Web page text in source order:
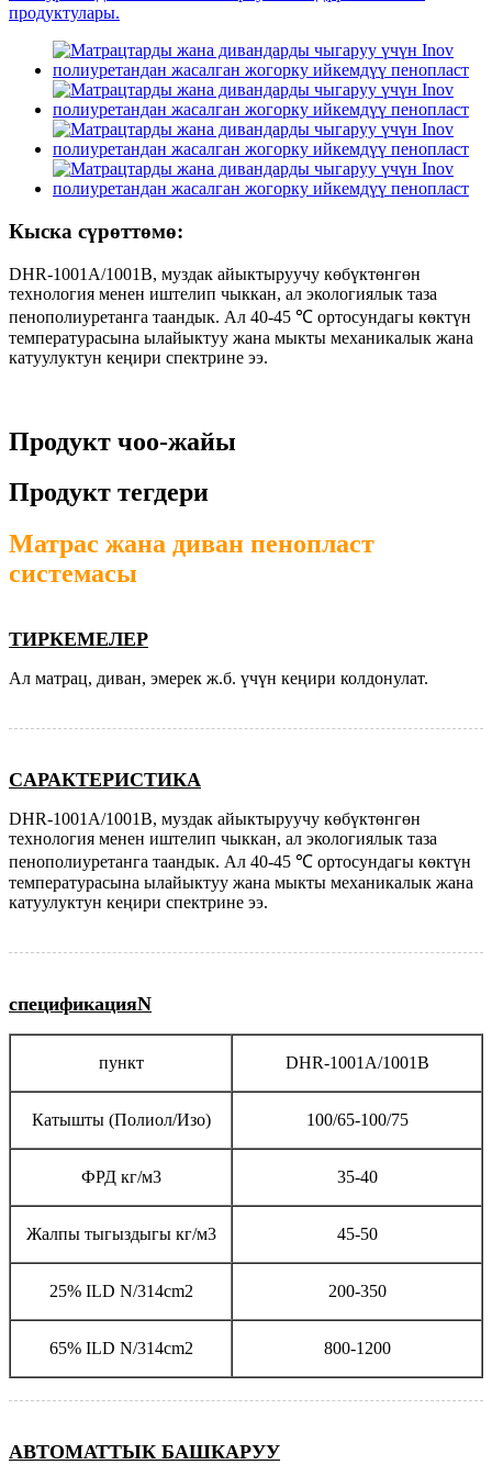
Кыска сүрөттөмө:
DHR-1001A/1001B, муздак айыктыруучу көбүктөнгөн
технология менен иштелип чыккан, ал экологиялык таза
пенополиуретанга таандык. Ал 40-45 ℃ ортосундагы көктүн
температурасына ылайыктуу жана мыкты механикалык жана
катуулуктун кеңири спектрине ээ.
Продукт чоо-жайы
Продукт тегдери
Матрас жана диван пенопласт
системасы
ТИРКЕМЕЛЕР
Ал матрац, диван, эмерек ж.б. үчүн кеңири колдонулат.
CАРАКТЕРИСТИКА
DHR-1001A/1001B, муздак айыктыруучу көбүктөнгөн
технология менен иштелип чыккан, ал экологиялык таза
пенополиуретанга таандык. Ал 40-45 ℃ ортосундагы көктүн
температурасына ылайыктуу жана мыкты механикалык жана
катуулуктун кеңири спектрине ээ.
спецификацияN
пункт DHR-1001A/1001B
Катышты (Полиол/Изо) 100/65-100/75
ФРД кг/м3 35-40
Жалпы тыгыздыгы кг/м3 45-50
25% ILD N/314cm2 200-350
65% ILD N/314cm2 800-1200
АВТОМАТТЫК БАШКАРУУ